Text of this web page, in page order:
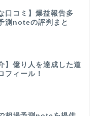
口コミ】爆益報告多
測noteの評判まと
】億り人を達成した道
フィール！